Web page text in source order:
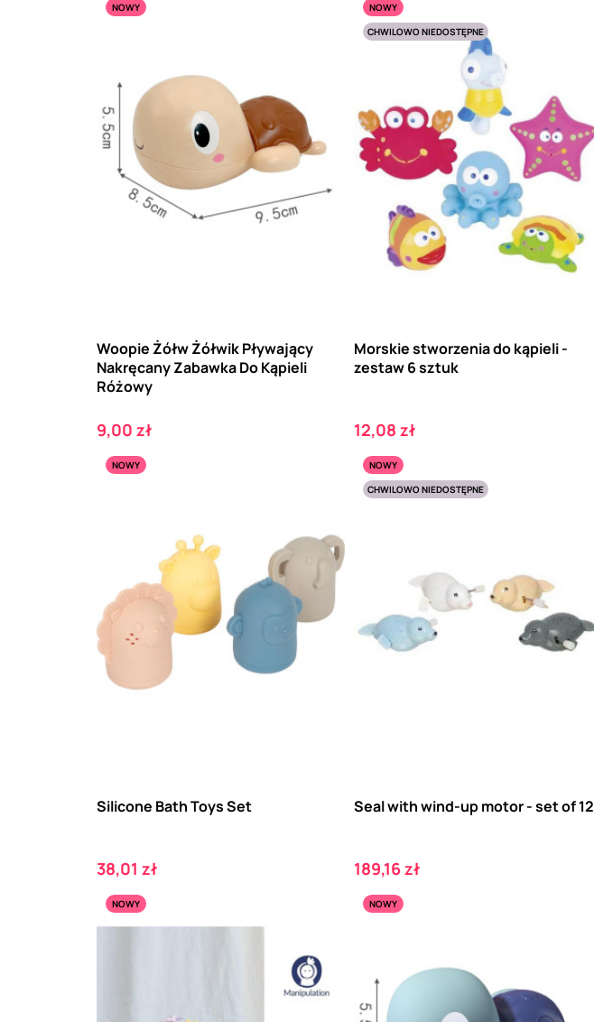
NOWY
Woopie Żółw Żółwik Pływający
Nakręcany Zabawka Do Kąpieli
Różowy
Cena
9,00 zł
NOWY
CHWILOWO NIEDOSTĘPNE
Morskie stworzenia do kąpieli -
zestaw 6 sztuk
Cena
12,08 zł
NOWY
Silicone Bath Toys Set
Cena
38,01 zł
NOWY
CHWILOWO NIEDOSTĘPNE
Seal with wind-up motor - set of 12
Cena
189,16 zł
NOWY NOWY